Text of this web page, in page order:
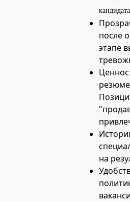
после
этапе
на